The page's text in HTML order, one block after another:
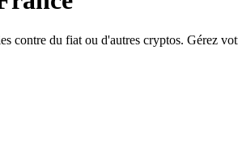
contre du fiat ou d'autres cryptos. Gérez